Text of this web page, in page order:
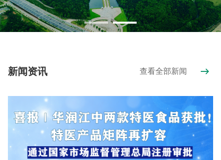
新闻资讯 查看全部新闻